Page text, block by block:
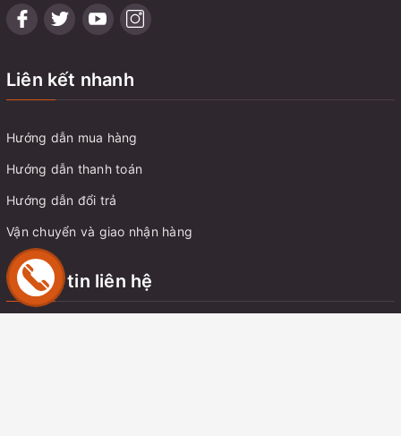
Liên kết nhanh
Hướng dẫn mua hàng
Hướng dẫn thanh toán
Hướng dẫn đổi trả
Vận chuyển và giao nhận hàng
Thông tin liên hệ